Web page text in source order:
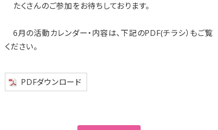
たくさんのご参加をお待ちしております。
6月の活動カレンダー・内容は、下記のPDF(チラシ）もご覧
ください。
PDFダウンロード